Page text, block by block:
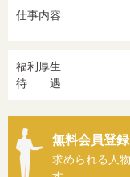
仕事内容
福利厚生
待 遇
無料会員登
求められる人